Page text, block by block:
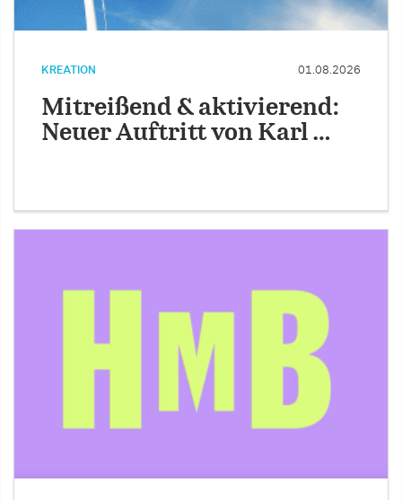
KREATION 01.08.2026
Mitreißend & aktivierend:
Neuer Auftritt von Karl …